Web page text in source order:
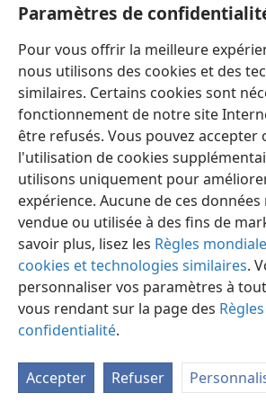
Paramètres de
Pour vous offrir la meilleure
nous utilisons des cookies et des
similaires. Certains cookies sont
fonctionnement de notre site
être refusés. Vous pouvez accepter
l'utilisation de cookies
utilisons uniquement pour
expérience. Aucune de ces données
vendue ou utilisée à des fins de
savoir plus, lisez les Règles
cookies et technologies similaires.
personnaliser vos paramètres à
vous rendant sur la page des
confidentialité.
Accepter Refuser
femme, une grande foule
croyants observent les
séparant du monde, en ayant un
moralité, en aimant les frères et en
témoignage au Royaume
est une réponse au défi de Satan qui
elle sonne le glas pour Satan et son
choses. —Proverbes 27:11.
[Notes]
aComparez avec les 12 tribus de
les 12 apôtres, les 12 tribus de
12 portes, les 12 anges et les 12
de la Nouvelle Jérusalem. —
‘ grand dragon et de ses anges ’.
le Diable s’est fait lui-​même faux